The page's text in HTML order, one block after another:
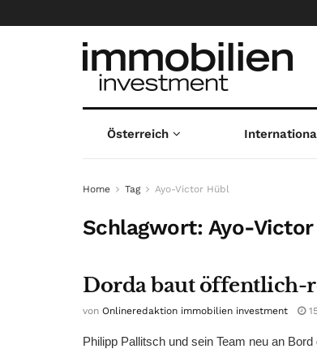
Österreich
Home Tag Ayo-Victor Hübl
Schlagwort: Ayo-
Dorda baut öffentlich-
von Onlineredaktion immobilien investment
Philipp Pallitsch und sein Team neu an